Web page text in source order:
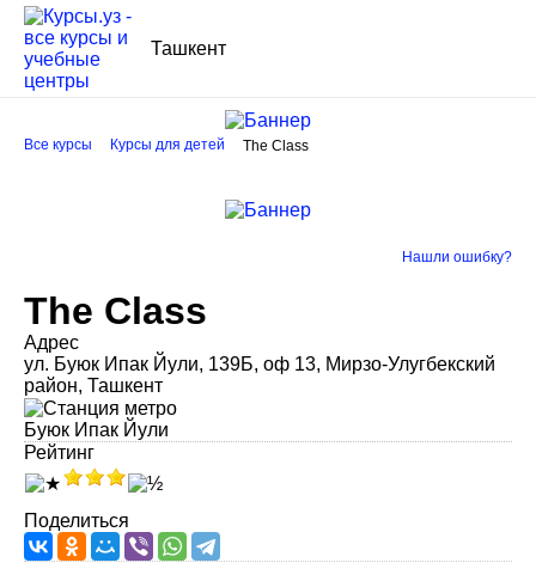
Ташкент
Все курсы Курсы для детей The Class
Нашли ошибку?
The Class
Адрес
ул. Буюк Ипак Йули, 139Б, оф 13, Мирзо-Улугбекский
район, Ташкент
Буюк Ипак Йули
Рейтинг
Поделиться